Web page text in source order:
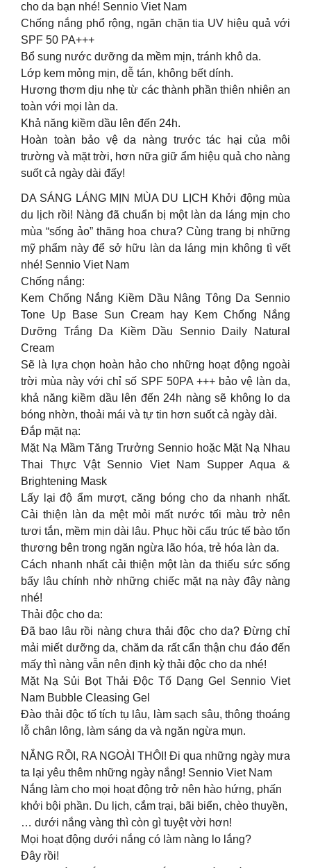
cho da bạn nhé! Sennio Viet Nam
Chống nắng phổ rộng, ngăn chặn tia UV hiệu quả với
SPF 50 PA+++
Bổ sung nước dưỡng da mềm mịn, tránh khô da.
Lớp kem mỏng mịn, dễ tán, không bết dính.
Hương thơm dịu nhẹ từ các thành phần thiên nhiên an
toàn với mọi làn da.
Khả năng kiềm dầu lên đến 24h.
Hoàn toàn bảo vệ da nàng trước tác hại của môi
trường và mặt trời, hơn nữa giữ ẩm hiệu quả cho nàng
suốt cả ngày dài đấy!
DA SÁNG LÁNG MỊN MÙA DU LỊCH Khởi động mùa
du lịch rồi! Nàng đã chuẩn bị một làn da láng mịn cho
mùa “sống ảo” thăng hoa chưa? Cùng trang bị những
mỹ phẩm này để sở hữu làn da láng mịn không tì vết
nhé! Sennio Viet Nam
Chống nắng:
Kem Chống Nắng Kiềm Dầu Nâng Tông Da Sennio
Tone Up Base Sun Cream hay Kem Chống Nắng
Dưỡng Trắng Da Kiềm Dầu Sennio Daily Natural
Cream
Sẽ là lựa chọn hoàn hảo cho những hoạt động ngoài
trời mùa này với chỉ số SPF 50PA +++ bảo vệ làn da,
khả năng kiềm dầu lên đến 24h nàng sẽ không lo da
bóng nhờn, thoải mái và tự tin hơn suốt cả ngày dài.
Đắp mặt nạ:
Mặt Nạ Mầm Tăng Trưởng Sennio hoặc Mặt Nạ Nhau
Thai Thực Vật Sennio Viet Nam Supper Aqua &
Brightening Mask
Lấy lại độ ẩm mượt, căng bóng cho da nhanh nhất.
Cải thiện làn da mệt mỏi mất nước tối màu trở nên
tươi tắn, mềm mịn dài lâu. Phục hồi cấu trúc tế bào tổn
thương bên trong ngăn ngừa lão hóa, trẻ hóa làn da.
Cách nhanh nhất cải thiện một làn da thiếu sức sống
bấy lâu chính nhờ những chiếc mặt nạ này đây nàng
nhé!
Thải độc cho da:
Đã bao lâu rồi nàng chưa thải độc cho da? Đừng chỉ
mải miết dưỡng da, chăm da rất cẩn thận chu đáo đến
mấy thì nàng vẫn nên định kỳ thải độc cho da nhé!
Mặt Nạ Sủi Bọt Thải Độc Tố Dạng Gel Sennio Viet
Nam Bubble Cleasing Gel
Đào thải độc tố tích tụ lâu, làm sạch sâu, thông thoáng
lỗ chân lông, làm sáng da và ngăn ngừa mụn.
NẮNG RỒI, RA NGOÀI THÔI! Đi qua những ngày mưa
ta lại yêu thêm những ngày nắng! Sennio Viet Nam
Nắng làm cho mọi hoạt động trở nên hào hứng, phấn
khởi bội phần. Du lịch, cắm trại, bãi biển, chèo thuyền,
… dưới nắng vàng thì còn gì tuyệt vời hơn!
Mọi hoạt động dưới nắng có làm nàng lo lắng?
Đây rồi!